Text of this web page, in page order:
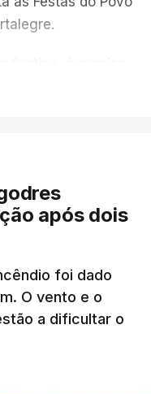
com
sobre se é
após dois
foi dado
O vento e o
a dificultar o